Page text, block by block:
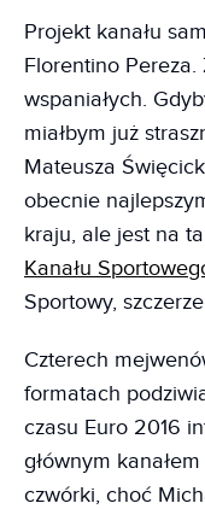
Projekt kanału
Florentino Pereza.
wspaniałych.
miałbym już
Mateusza
obecnie
kraju, ale jest na
Kanału
Sportowy,
Czterech
formatach
czasu Euro 2016
głównym
czwórki, choć